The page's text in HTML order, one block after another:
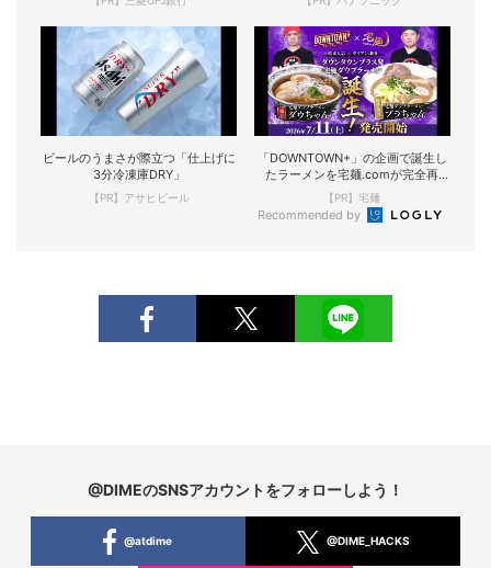
ビールのうまさが際立つ「仕上げに
3分冷凍庫DRY」
【PR】アサヒビール
「DOWNTOWN+」の企画で誕生し
たラーメンを宅麺.comが完全再
現！
【PR】宅麺
Recommended by
@DIMEのSNSアカウントをフォローしよう！
@atdime @DIME_HACKS